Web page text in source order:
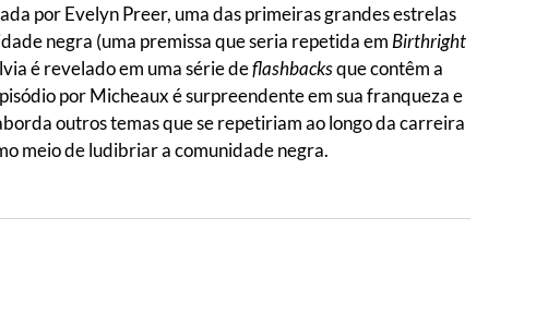
por Evelyn Preer, uma das primeiras grandes estrelas
negra (uma premissa que seria repetida emBirthright
é revelado em uma série deflashbacksque contêm a
por Micheaux é surpreendente em sua franqueza e
outros temas que se repetiriam ao longo da carreira
meio de ludibriar a comunidade negra.